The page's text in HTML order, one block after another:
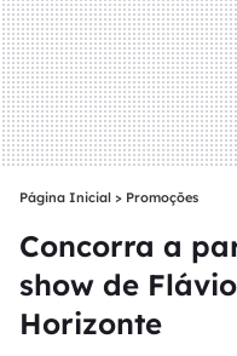
Página Inicial > Promoções
Concorra a
show de
Horizonte